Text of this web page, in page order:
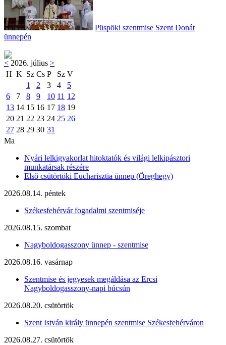
Püspöki szentmise Szent Donát
ünnepén
< 2026. július >
H K Sz Cs P Sz V
1
2 3 4
5
6
7 8 9 10 11 12
13 14 15 16 17 18 19
20 21 22 23 24 25 26
27 28 29 30 31
Ma
Nyári lelkigyakorlat hitoktatók és világi lelkipásztori
munkatársak részére
Első csütörtöki Eucharisztia ünnep (Öreghegy)
2026.08.14. péntek
Székesfehérvár fogadalmi szentmiséje
2026.08.15. szombat
Nagyboldogasszony ünnep - szentmise
2026.08.16. vasárnap
Szentmise és jegyesek megáldása az Ercsi
Nagyboldogasszony-napi búcsún
2026.08.20. csütörtök
Szent István király ünnepén szentmise Székesfehérváron
2026.08.27. csütörtök